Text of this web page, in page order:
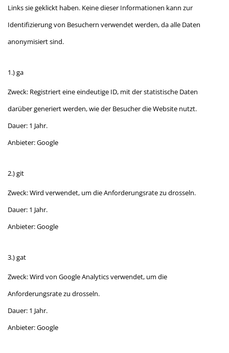
Links sie geklickt haben. Keine dieser Informationen kann zur
Identifizierung von Besuchern verwendet werden, da alle Daten
anonymisiert sind.
1.) ga
Zweck: Registriert eine eindeutige ID, mit der statistische Daten
darüber generiert werden, wie der Besucher die Website nutzt.
Dauer: 1 Jahr.
Anbieter: Google
2.) git
Zweck: Wird verwendet, um die Anforderungsrate zu drosseln.
Dauer: 1 Jahr.
Anbieter: Google
3.) gat
Zweck: Wird von Google Analytics verwendet, um die
Anforderungsrate zu drosseln.
Dauer: 1 Jahr.
Anbieter: Google